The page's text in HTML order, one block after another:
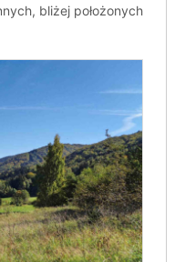
bliżej położonych